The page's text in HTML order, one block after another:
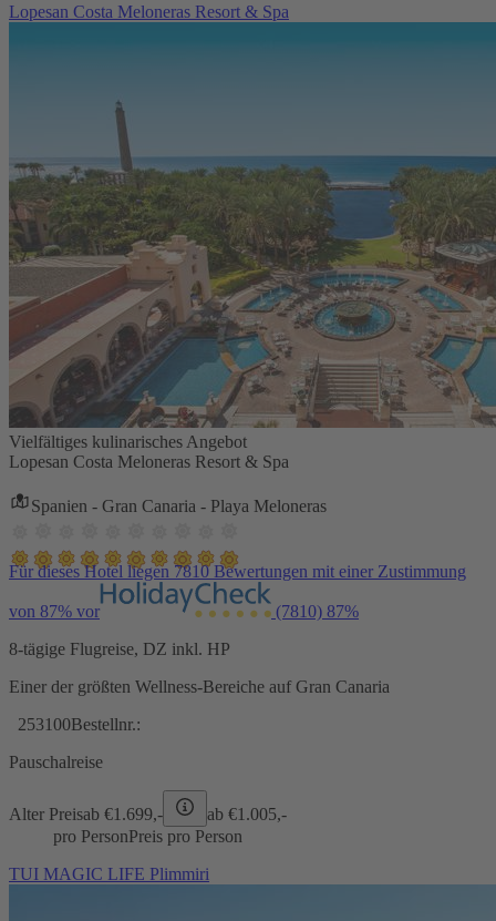
Lopesan Costa Meloneras Resort & Spa
Vielfältiges kulinarisches Angebot
Lopesan Costa Meloneras Resort & Spa
Spanien - Gran Canaria - Playa Meloneras
Für dieses Hotel liegen 7810 Bewertungen mit einer Zustimmung
von 87% vor (7810) 87%
8-tägige Flugreise, DZ inkl. HP
Einer der größten Wellness-Bereiche auf Gran Canaria
253100Bestellnr.:
Pauschalreise
Alter Preisab €1.699,- ab €1.005,-
pro PersonPreis pro Person
TUI MAGIC LIFE Plimmiri